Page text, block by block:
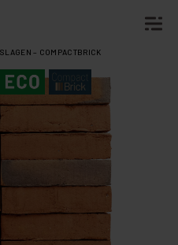
– COMPACTBRICK